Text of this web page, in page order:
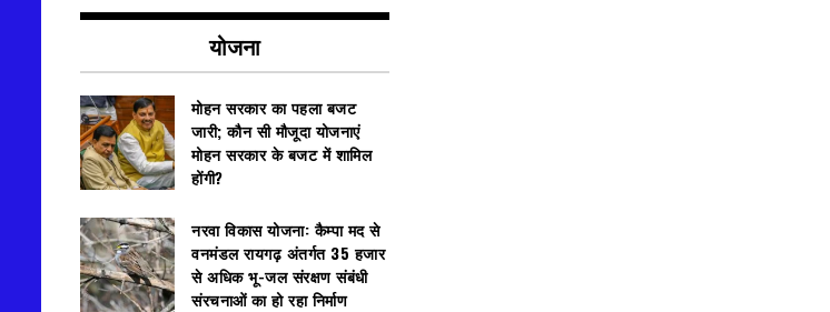
योजना
मोहन सरकार का पहला बजट
जारी; कौन सी मौजूदा योजनाएं
मोहन सरकार के बजट में शामिल
होंगी?
नरवा विकास योजना: कैम्पा मद से
वनमंडल रायगढ़ अंतर्गत 35 हजार
से अधिक भू-जल संरक्षण संबंधी
संरचनाओं का हो रहा निर्माण